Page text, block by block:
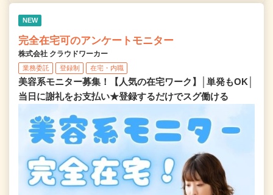
NEW
完全在宅可のアンケートモニター
株式会社 クラウドワーカー
業務委託 登録制 在宅・内職
美容系モニター募集！【人気の在宅ワーク】│単発もOK│
当日に謝礼をお支払い★登録するだけでスグ働ける